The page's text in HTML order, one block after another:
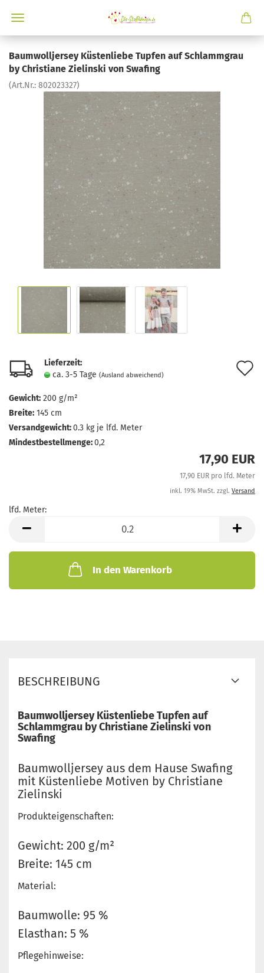
Baumwolljersey Küstenliebe Tupfen auf Schlammgrau
by Christiane Zielinski von Swafing
(Art.Nr.: 802023327)
Lieferzeit:
ca. 3-5 Tage (Ausland abweichend)
Gewicht: 200 g/m²
Breite: 145 cm
Versandgewicht:0.3 kg je lfd. Meter
Mindestbestellmenge:0,2
17,90 EUR
17,90 EUR pro lfd. Meter
inkl. 19% MwSt. zzgl. Versand
lfd. Meter:
Meter
In den Warenkorb
BESCHREIBUNG
Baumwolljersey Küstenliebe Tupfen auf
Schlammgrau by Christiane Zielinski von
Swafing
Baumwolljersey aus dem Hause Swafing
mit Küstenliebe Motiven by Christiane
Zielinski
Produkteigenschaften:
Gewicht: 200 g/m²
Breite: 145 cm
Material:
Baumwolle: 95 %
Elasthan: 5 %
Pflegehinweise: